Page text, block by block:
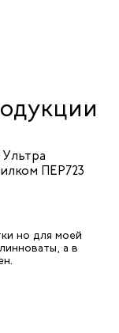
полушерстяные со спилком ПЕР723
но для моей
а в